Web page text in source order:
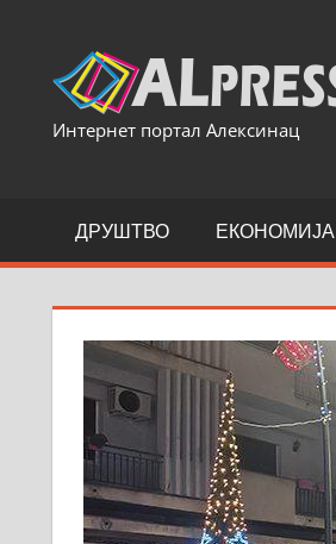
content
Интернет портал Алексинац
ДРУШТВО ЕКОНОМИЈА